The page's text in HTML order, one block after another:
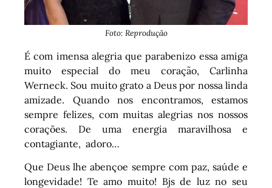
Foto: Reprodução
É com imensa alegria que parabenizo essa amiga
muito especial do meu coração, Carlinha
Werneck. Sou muito grato a Deus por nossa linda
amizade. Quando nos encontramos, estamos
sempre felizes, com muitas alegrias nos nossos
corações. De uma energia maravilhosa e
contagiante, adoro…
Que Deus lhe abençoe sempre com paz, saúde e
longevidade! Te amo muito! Bjs de luz no seu